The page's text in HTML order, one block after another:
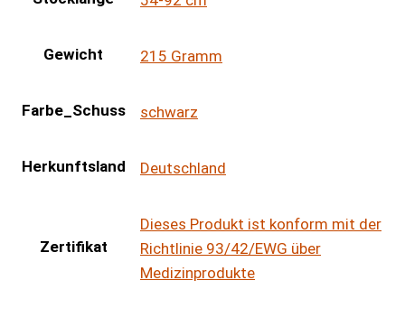
Gewicht 215 Gramm
Farbe_Schuss schwarz
Herkunftsland Deutschland
Zertifikat
Dieses Produkt ist konform mit der
Richtlinie 93/42/EWG über
Medizinprodukte